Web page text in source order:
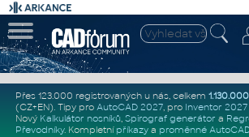
Přes 123.000 registrovaných u nás, celkem 1.130.000
(CZ+EN). Tipy pro AutoCAD 2027, pro Inventor 2027
Nový Kalkulátor nosníků, Spirograf generátor a
Převodníky. Kompletní příkazya proměnné